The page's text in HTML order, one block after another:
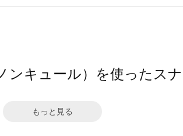
ンキュール）を使ったス
もっと見る